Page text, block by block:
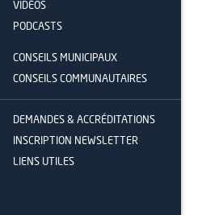
VIDÉOS
PODCASTS
CONSEILS MUNICIPAUX
CONSEILS COMMUNAUTAIRES
DEMANDES & ACCRÉDITATIONS
INSCRIPTION NEWSLETTER
LIENS UTILES